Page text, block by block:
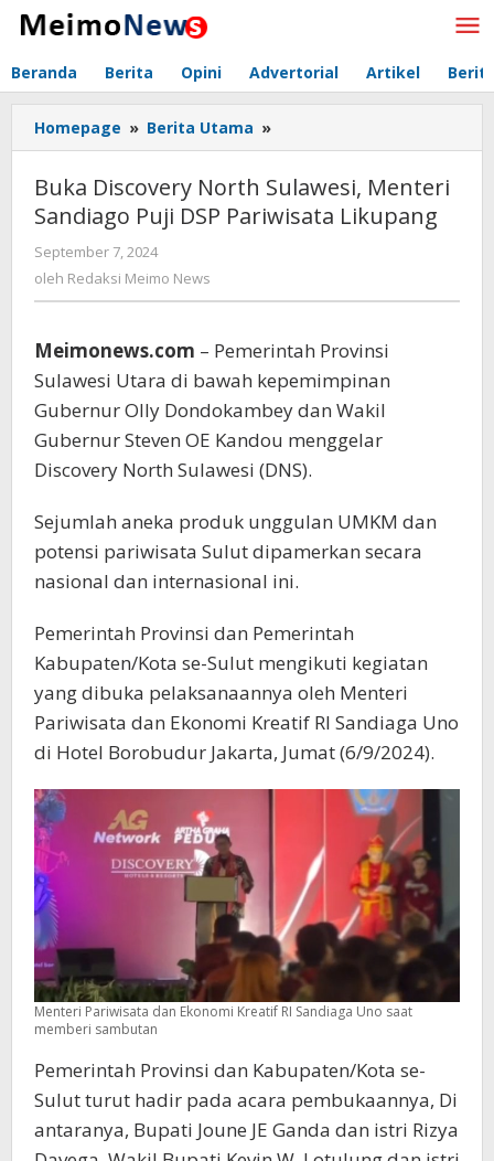
Lewati
Beranda Berita Opini Advertorial Artikel
Homepage » Berita Utama »
Discovery
North
Sulawesi,
Menteri
Buka Discovery North Sulawesi, Menteri
Sandiago Puji DSP Pariwisata Likupang
September 7, 2024
Redaksi
oleh Redaksi Meimo News
Meimonews.com – Pemerintah Provinsi
Sulawesi Utara di bawah kepemimpinan
Gubernur Olly Dondokambey dan Wakil
Gubernur Steven OE Kandou menggelar
Discovery North Sulawesi (DNS).
Sejumlah aneka produk unggulan UMKM dan
potensi pariwisata Sulut dipamerkan secara
nasional dan internasional ini.
Pemerintah Provinsi dan Pemerintah
Kabupaten/Kota se-Sulut mengikuti kegiatan
yang dibuka pelaksanaannya oleh Menteri
Pariwisata dan Ekonomi Kreatif RI Sandiaga Uno
di Hotel Borobudur Jakarta, Jumat (6/9/2024).
Menteri Pariwisata dan Ekonomi Kreatif RI Sandiaga Uno saat
memberi sambutan
Pemerintah Provinsi dan Kabupaten/Kota se-
Sulut turut hadir pada acara pembukaannya, Di
antaranya, Bupati Joune JE Ganda dan istri Rizya